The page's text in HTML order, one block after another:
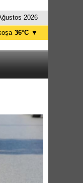
2026
36°C ▼
33°C